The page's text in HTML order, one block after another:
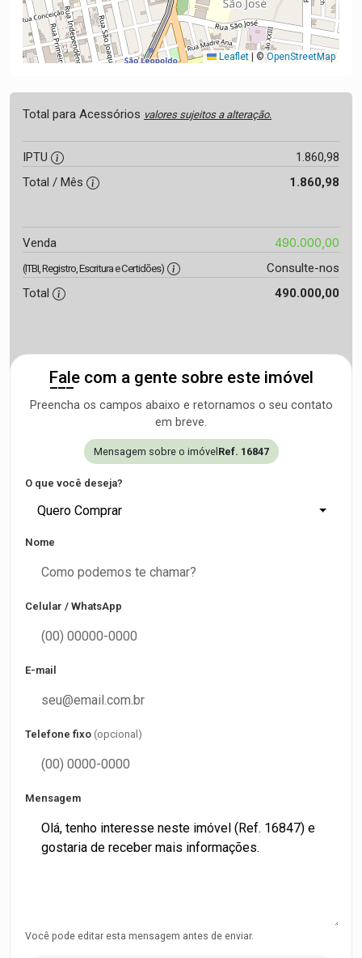
Leaflet ©OpenStreetMap
Total para Acessórios valores sujeitos a alteração.
IPTU
1.860,98
Total / Mês
1.860,98
Venda 490.000,00
(ITBI, Registro, Escritura e Certidões)
Consulte-nos
Total
490.000,00
Fale com a gente sobre este imóvel
Preencha os campos abaixo e retornamos o seu contato
em breve.
Mensagem sobre o imóvel Ref. 16847
O que você deseja?
Quero Comprar
Nome
Celular / WhatsApp
E-mail
Telefone fixo (opcional)
Mensagem
Você pode editar esta mensagem antes de enviar.